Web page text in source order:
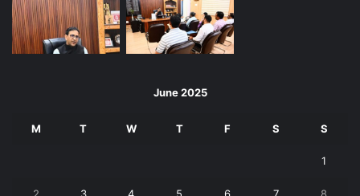
June 2025
M T W T F S S
1